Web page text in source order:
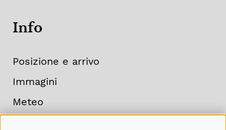
Info
Posizione e arrivo
Immagini
Meteo